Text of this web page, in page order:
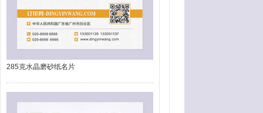
285克水晶磨砂纸名片